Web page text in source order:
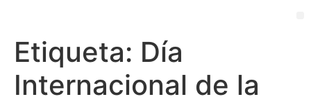
Etiqueta: Día
Internacional de la